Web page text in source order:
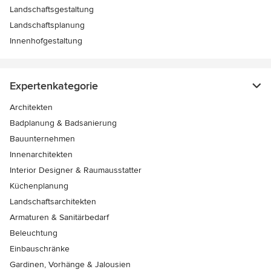
Landschaftsgestaltung
Landschaftsplanung
Innenhofgestaltung
Expertenkategorie
Architekten
Badplanung & Badsanierung
Bauunternehmen
Innenarchitekten
Interior Designer & Raumausstatter
Küchenplanung
Landschaftsarchitekten
Armaturen & Sanitärbedarf
Beleuchtung
Einbauschränke
Gardinen, Vorhänge & Jalousien